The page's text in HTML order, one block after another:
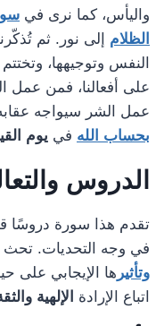
واليأس، كما نرى في
الظلام إلى نور. ثم
النفس وتوجيهها،
على أفعالنا، فمن عمل
عمل الشر سيواجه
بحساب الله في يوم
الدروس
تقدم هذا سورة دروسًا
في وجه التحديات. تحث
وتأثير ها الإيجابي على
اتباع الإرادة
الإلهية